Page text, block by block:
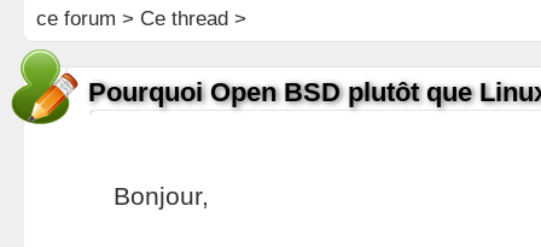
ce forum > Ce thread >
Pourquoi Open BSD plutôt que
Bonjour,